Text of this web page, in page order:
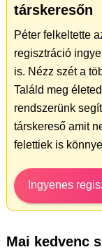
társkeresőn
Péter felkeltette
regisztráció
is. Nézz szét a
Találd meg
rendszerünk
társkereső amit
felettiek is
Ingyenes
Mai kedvenc